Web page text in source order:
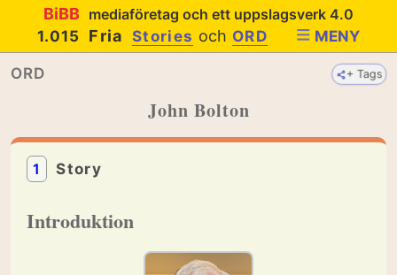
BiBB mediaföretag och ett uppslagsverk 4.0
1.015
FriaStories och ORD MENY
+ Tags
ORD
John Bolton
1 Story
Introduktion